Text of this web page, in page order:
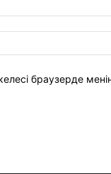
келесі браузерде